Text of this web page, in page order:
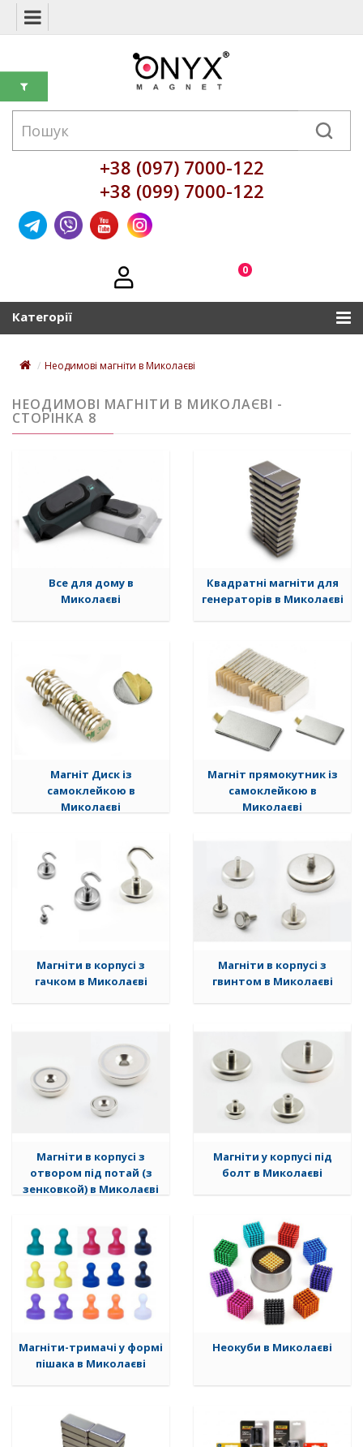
+38 (097) 7000-122
+38 (099) 7000-122
0
Категорії
Неодимові магніти в Миколаєві
НЕОДИМОВІ МАГНІТИ В МИКОЛАЄВІ -
СТОРІНКА 8
Все для дому в
Миколаєві
Квадратні магніти для
генераторів в Миколаєві
Магніт Диск із
самоклейкою в
Миколаєві
Магніт прямокутник із
самоклейкою в
Миколаєві
Магніти в корпусі з
гачком в Миколаєві
Магніти в корпусі з
гвинтом в Миколаєві
Магніти в корпусі з
отвором під потай (з
зенковкой) в Миколаєві
Магніти у корпусі під
болт в Миколаєві
Магніти-тримачі у формі
пішака в Миколаєві
Неокуби в Миколаєві